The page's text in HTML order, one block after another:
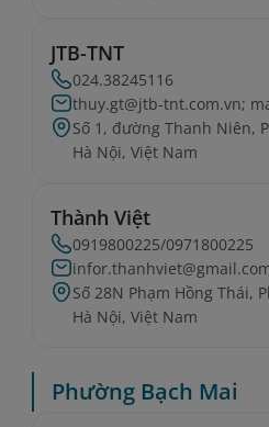
JTB-TNT
024.38245116
thuy.gt@jtb-tnt.com.vn;
Số 1, đường Thanh Niên,
Hà Nội, Việt Nam
Thành Việt
0919800225/0971800225
Số 28N Phạm Hồng Thái,
Hà Nội, Việt Nam
Phường Bạch Mai